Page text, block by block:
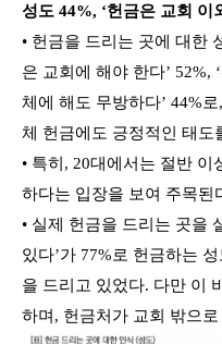
성도 44%, ‘헌금은 교회 이
• 헌금을 드리는 곳에 대한
은 교회에 해야 한다’ 52%,
체에 해도 무방하다’ 44%
체 헌금에도 긍정적인 태도
• 특히, 20대에서는 절반 이
하다는 입장을 보여 주목된
• 실제 헌금을 드리는 곳을
있다’가 77%로 헌금하는
을 드리고 있었다. 다만 이
하며, 헌금처가 교회 밖으